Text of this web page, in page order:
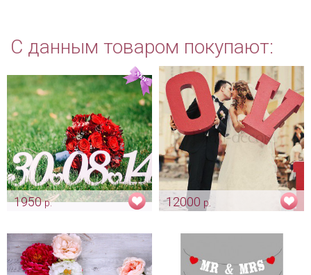
С данным товаром покупают:
1950р.
резка на заказ
Арт: fot_0093
12000 р.
Арт: fot_0013